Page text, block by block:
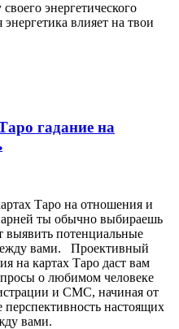
энергетического
влияет на твои
гадание на
Таро на отношения и
ты обычно выбираешь
выявить потенциальные
вами. Проективный
на картах Таро даст вам
о любимом человеке
и СМС, начиная от
настоящих
вами.